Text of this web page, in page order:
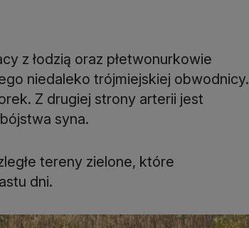
z łodzią oraz płetwonurkowie
niedaleko trójmiejskiej obwodnicy.
Z drugiej strony arterii jest
syna.
tereny zielone, które
dni.